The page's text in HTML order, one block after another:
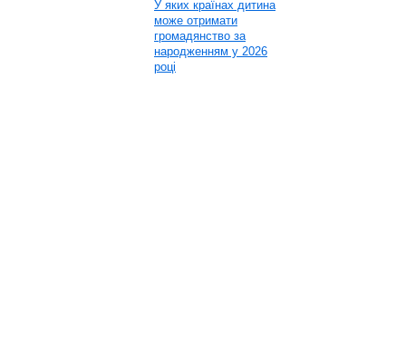
У яких країнах дитина
може отримати
громадянство за
народженням у 2026
році